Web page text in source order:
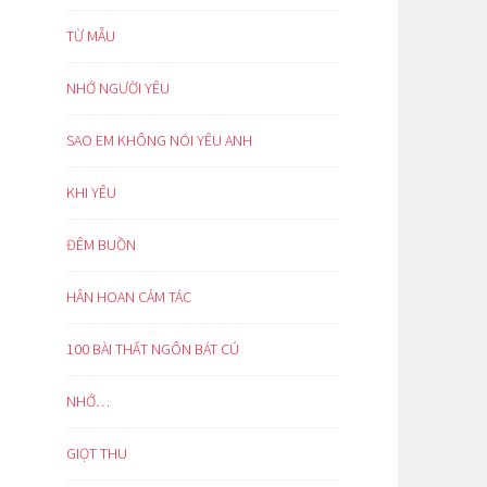
TỪ MẪU
NHỚ NGƯỜI YÊU
SAO EM KHÔNG NÓI YÊU ANH
KHI YÊU
ĐÊM BUỒN
HÂN HOAN CẢM TÁC
100 BÀI THẤT NGÔN BÁT CÚ
NHỚ…
GIỌT THU